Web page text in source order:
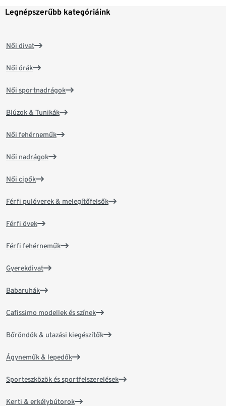
Legnépszerűbb kategóriáink
Női divat
Női órák
Női sportnadrágok
Blúzok & Tunikák
Női fehérneműk
Női nadrágok
Női cipők
Férfi pulóverek & melegítőfelsők
Férfi övek
Férfi fehérneműk
Gyerekdivat
Babaruhák
Cafissimo modellek és színek
Bőröndök & utazási kiegészítők
Ágyneműk & lepedők
Sporteszközök és sportfelszerelések
Kerti & erkélybútorok